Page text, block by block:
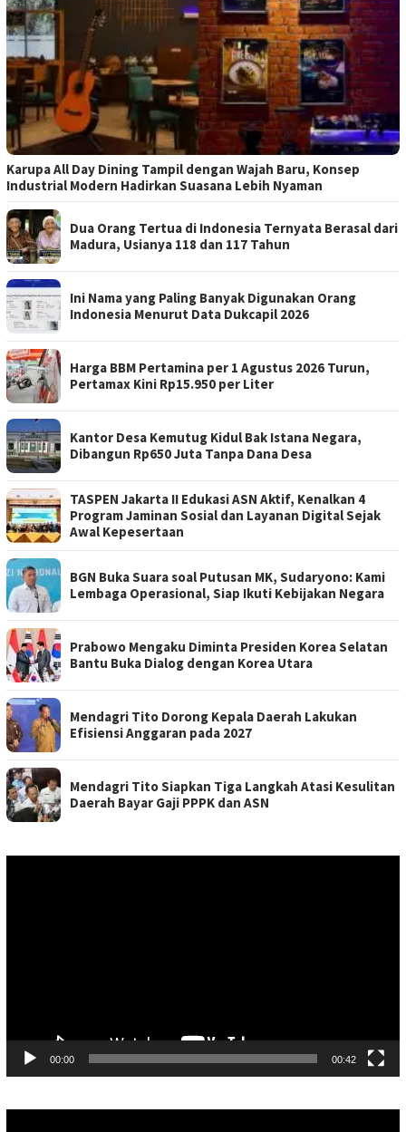
Karupa All Day Dining Tampil dengan Wajah Baru, Konsep
Industrial Modern Hadirkan Suasana Lebih Nyaman
Dua Orang Tertua di Indonesia Ternyata Berasal dari
Madura, Usianya 118 dan 117 Tahun
Ini Nama yang Paling Banyak Digunakan Orang
Indonesia Menurut Data Dukcapil 2026
Harga BBM Pertamina per 1 Agustus 2026 Turun,
Pertamax Kini Rp15.950 per Liter
Kantor Desa Kemutug Kidul Bak Istana Negara,
Dibangun Rp650 Juta Tanpa Dana Desa
TASPEN Jakarta II Edukasi ASN Aktif, Kenalkan 4
Program Jaminan Sosial dan Layanan Digital Sejak
Awal Kepesertaan
BGN Buka Suara soal Putusan MK, Sudaryono: Kami
Lembaga Operasional, Siap Ikuti Kebijakan Negara
Prabowo Mengaku Diminta Presiden Korea Selatan
Bantu Buka Dialog dengan Korea Utara
Mendagri Tito Dorong Kepala Daerah Lakukan
Efisiensi Anggaran pada 2027
Mendagri Tito Siapkan Tiga Langkah Atasi Kesulitan
Daerah Bayar Gaji PPPK dan ASN
00:00 00:42